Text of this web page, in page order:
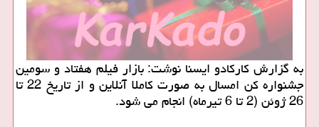
به گزارش كاركادو ایسنا نوشت: بازار فیلم هفتاد و سومین
جشنواره كن امسال به صورت كاملا آنلاین و از تاریخ 22 تا
26 ژوئن (2 تا 6 تیرماه) انجام می شود.